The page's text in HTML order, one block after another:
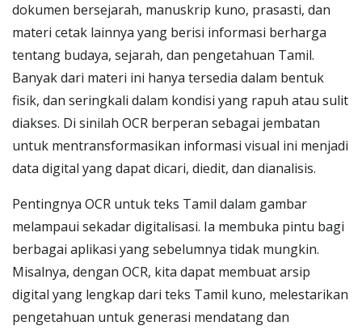
dokumen bersejarah, manuskrip kuno, prasasti, dan
materi cetak lainnya yang berisi informasi berharga
tentang budaya, sejarah, dan pengetahuan Tamil.
Banyak dari materi ini hanya tersedia dalam bentuk
fisik, dan seringkali dalam kondisi yang rapuh atau sulit
diakses. Di sinilah OCR berperan sebagai jembatan
untuk mentransformasikan informasi visual ini menjadi
data digital yang dapat dicari, diedit, dan dianalisis.
Pentingnya OCR untuk teks Tamil dalam gambar
melampaui sekadar digitalisasi. Ia membuka pintu bagi
berbagai aplikasi yang sebelumnya tidak mungkin.
Misalnya, dengan OCR, kita dapat membuat arsip
digital yang lengkap dari teks Tamil kuno, melestarikan
pengetahuan untuk generasi mendatang dan